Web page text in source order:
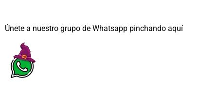
Únete a nuestro grupo de Whatsapp pinchando aquí​